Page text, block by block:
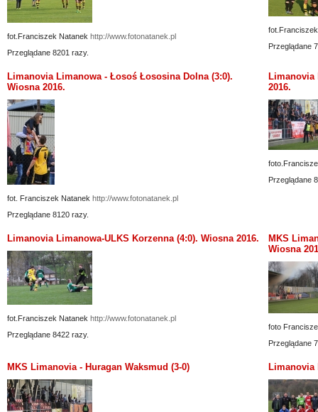
fot.Franciszek Natanek http://www.fotonatanek.pl
Przeglądane 8201 razy.
Przeglądane
Limanovia Limanowa - Łosoś Łososina Dolna (3:0).
Wiosna 2016.
fot. Franciszek Natanek http://www.fotonatanek.pl
Przeglądane 8120 razy.
Limanovia
2016.
Przeglądane
Limanovia Limanowa-ULKS Korzenna (4:0). Wiosna 2016.
fot.Franciszek Natanek http://www.fotonatanek.pl
Przeglądane 8422 razy.
MKS
Wiosna
foto
Przeglądane
MKS Limanovia - Huragan Waksmud (3-0) Limanovia